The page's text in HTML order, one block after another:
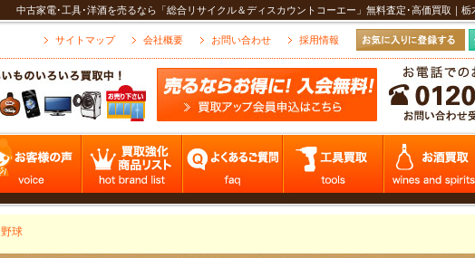
中古家電･工具･洋酒を売るなら「総合リサイクル＆ディスカウントコーエー」無料査定･高価買取｜
サイトマップ 会社概要 お問い合わせ 採用情報
野球